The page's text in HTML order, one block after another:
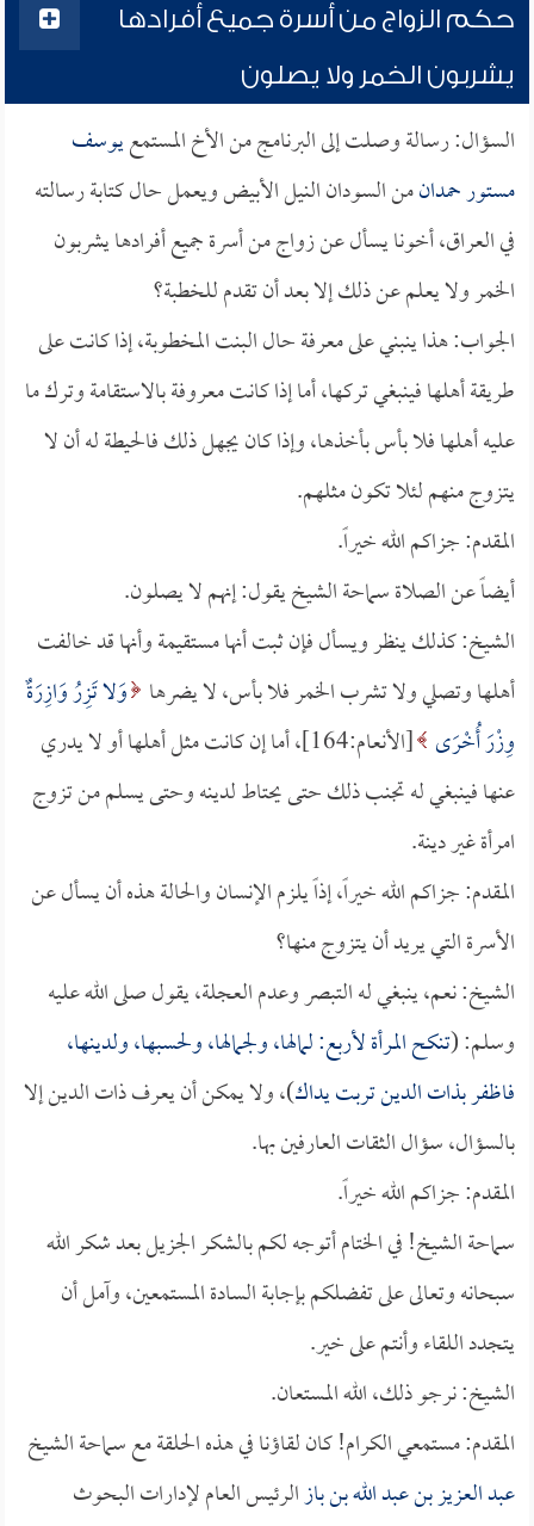
حكم الزواج من أسرة جميع أفرادها
يشربون الخمر ولا يصلون
السؤال: رسالة وصلت إلى البرنامج من الأخ المستمعيوسف
مستور حمدانمن السودان النيل الأبيض ويعمل حال كتابة رسالته
في العراق، أخونا يسأل عن زواج من أسرة جميع أفرادها يشربون
الخمر ولا يعلم عن ذلك إلا بعد أن تقدم للخطبة؟
الجواب: هذا ينبني على معرفة حال البنت المخطوبة، إذا كانت على
طريقة أهلها فينبغي تركها، أما إذا كانت معروفة بالاستقامة وترك ما
عليه أهلها فلا بأس بأخذها، وإذا كان يجهل ذلك فالحيطة له أن لا
يتزوج منهم لئلا تكون مثلهم.
المقدم: جزاكم الله خيراً.
أيضاً عن الصلاة سماحة الشيخ يقول: إنهم لا يصلون.
الشيخ: كذلك ينظر ويسأل فإن ثبت أنها مستقيمة وأنها قد خالفت
أهلها وتصلي ولا تشرب الخمر فلا بأس، لا يضرها وَلا تَزِرُ وَازِرَةٌ
وِزْرَ أُخْرَى
[الأنعام:164]، أما إن كانت مثل أهلها أو لا يدري
عنها فينبغي له تجنب ذلك حتى يحتاط لدينه وحتى يسلم من تزوج
امرأة غير دينة.
المقدم: جزاكم الله خيراً، إذاً يلزم الإنسان والحالة هذه أن يسأل عن
الأسرة التي يريد أن يتزوج منها؟
الشيخ: نعم، ينبغي له التبصر وعدم العجلة، يقول صلى الله عليه
وسلم: (تنكح المرأة لأربع: لمالها، ولجمالها، ولحسبها، ولدينها،
فاظفر بذات الدين تربت يداك)، ولا يمكن أن يعرف ذات الدين إلا
بالسؤال، سؤال الثقات العارفين بها.
المقدم: جزاكم الله خيراً.
سماحة الشيخ! في الختام أتوجه لكم بالشكر الجزيل بعد شكر الله
سبحانه وتعالى على تفضلكم بإجابة السادة المستمعين، وآمل أن
يتجدد اللقاء وأنتم على خير.
الشيخ: نرجو ذلك، الله المستعان.
المقدم: مستمعي الكرام! كان لقاؤنا في هذه الحلقة مع سماحة الشيخ
عبد العزيز بن عبد الله بن بازالرئيس العام لإدارات البحوث